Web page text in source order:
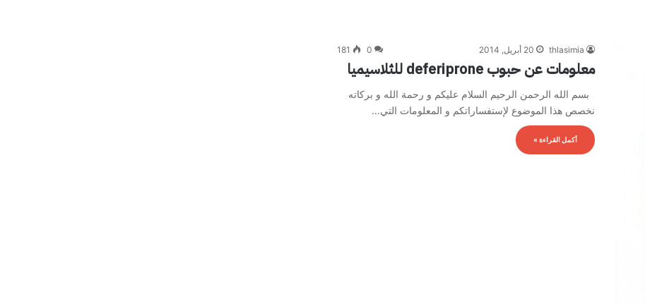
thlasimia 20 أبريل, 2014 0
181
معلومات عن حبوب deferiprone للثلاسيميا
بسم الله الرحمن الرحيم السلام عليكم و رحمة الله و بركاته
نخصص هذا الموضوع لإستفساراتكم و المعلومات التي…
أكمل القراءة »